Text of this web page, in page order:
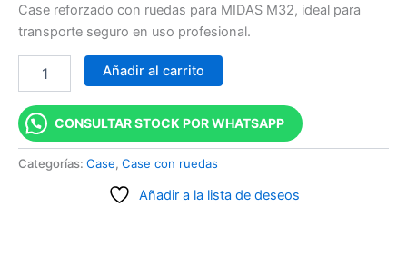
Case reforzado con ruedas para MIDAS M32, ideal para
transporte seguro en uso profesional.
Añadir al carrito
CONSULTAR STOCK POR WHATSAPP
Categorías: Case, Case con ruedas
Añadir a la lista de deseos